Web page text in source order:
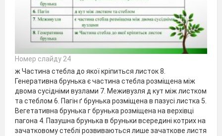
Номер слайду 24
ж Частина стебла до якої кріпиться листок 8.
Генеративна брунька є частина стебла розміщена між
двома сусідніми вузлами 7. Меживузля д кут між листком
та стеблом 6. Пагін ґ брунька розміщена в пазусі листка 5.
Вегетативна брунька г брунька розміщена на верхівці
пагона 4. Пазушна брунька в бруньки всередині котрих на
зачатковому стеблі розвиваються лише зачаткове листя